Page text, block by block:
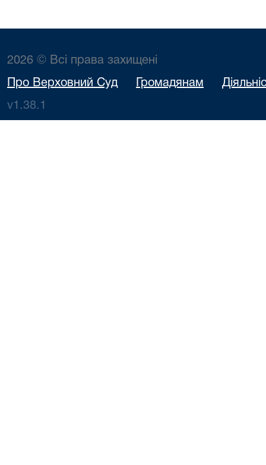
2026 © Всі права захищені
Про Верховний Суд Громадянам
v1.38.1